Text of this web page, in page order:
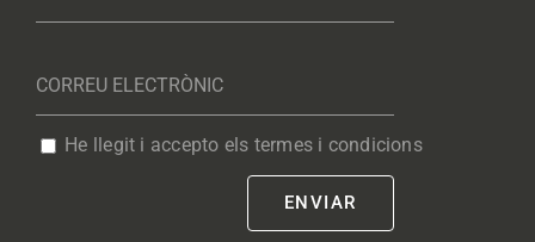
He llegit i accepto els termes i condicions